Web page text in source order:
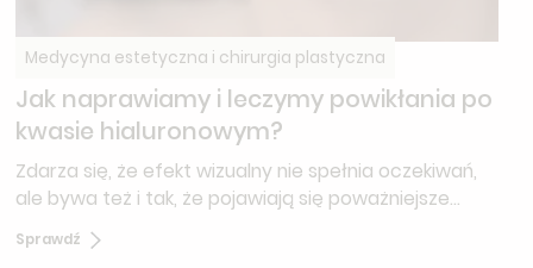
Medycyna estetyczna i chirurgia plastyczna
Jak naprawiamy i leczymy powikłania po
kwasie hialuronowym?
Zdarza się, że efekt wizualny nie spełnia oczekiwań,
ale bywa też i tak, że pojawiają się poważniejsze
przemieszczenia preparatu, zgrubienia czy
Sprawdź